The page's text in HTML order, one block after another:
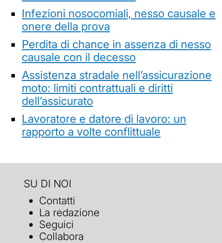
Infezioni nosocomiali, nesso causale e
onere della prova
Perdita di chance in assenza di nesso
causale con il decesso
Assistenza stradale nell’assicurazione
moto: limiti contrattuali e diritti
dell’assicurato
Lavoratore e datore di lavoro: un
rapporto a volte conflittuale
SU DI NOI
Contatti
La redazione
Seguici
Collabora